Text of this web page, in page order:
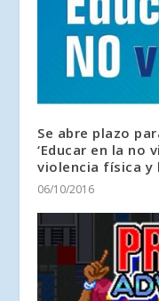
Se abre plazo
‘Educar en la no
violencia física y
06/10/2016